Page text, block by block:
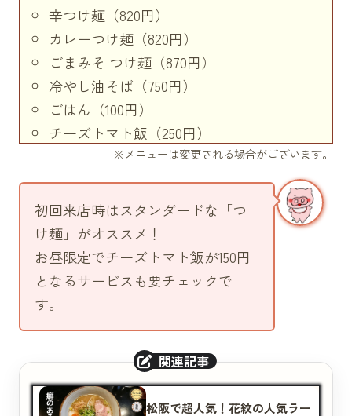
辛つけ麺（820円）
カレーつけ麺（820円）
ごまみそ つけ麺（870円）
冷やし油そば（750円）
ごはん（100円）
チーズトマト飯（250円）
トッピング
全部のせ（300円）
味玉（100円）
めんま（100円）
チャーシュー（250円）
のり（100円）
※メニューは変更される場合がございます。
初回来店時はスタンダードな「つ
け麺」がオススメ！
お昼限定でチーズトマト飯が150円
となるサービスも要チェックで
す。
松阪で超人気！花紋の人気ラー